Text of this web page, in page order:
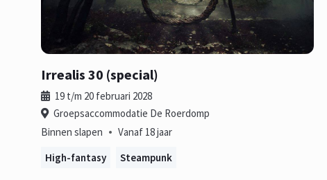
Irrealis 30 (special)
19 t/m 20 februari 2028
Groepsaccommodatie De Roerdomp
Binnen slapen • Vanaf 18 jaar
High-fantasy
Steampunk